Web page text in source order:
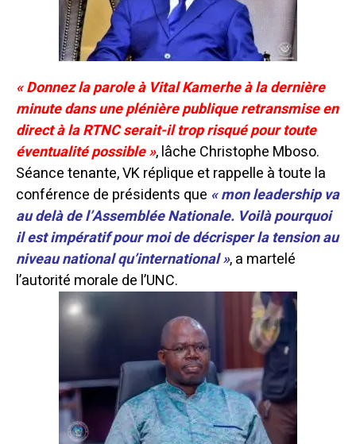
« Donnez la parole à Vital Kamerhe à la dernière
minute dans une plénière publique retransmise en
direct à la RTNC serait-il trop risqué pour toute
éventualité possible », lâche Christophe Mboso.
Séance tenante, VK réplique et rappelle à toute la
conférence de présidents que « mon leadership va
au delà de l’Assemblée Nationale. Voilà pourquoi
il est impératif pour moi de décrisper la tension au
niveau national qu’international », a martelé
l’autorité morale de l’UNC.